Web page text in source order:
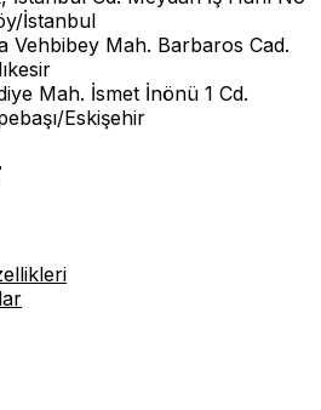
İstanbul
Vehbibey Mah. Barbaros Cad.
Mah. İsmet İnönü 1 Cd.
Eskişehir